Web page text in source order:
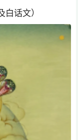
话文）